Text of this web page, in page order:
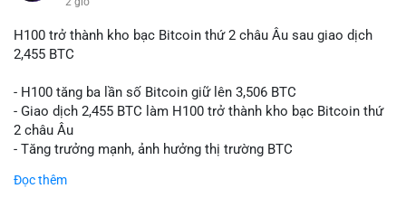
H100 trở thành kho bạc Bitcoin thứ 2 châu Âu sau giao dịch
2,455 BTC
- H100 tăng ba lần số Bitcoin giữ lên 3,506 BTC
- Giao dịch 2,455 BTC làm H100 trở thành kho bạc Bitcoin thứ
2 châu Âu
- Tăng trưởng mạnh, ảnh hưởng thị trường BTC
#binancesquare
Đọc thêm